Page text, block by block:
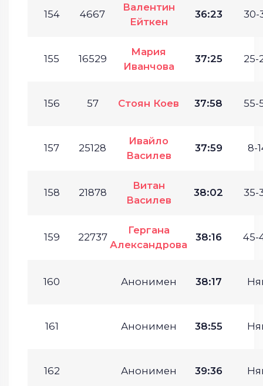
154 4667
Валентин
Ейткен
36:23 30-
155 16529
Мария
Иванчова
37:25 25-
156 57 Стоян Коев 37:58 55-
157 25128
Ивайло
Василев
37:59 8-
158 21878
Витан
Василев
38:02 35-
159 22737
Гергана
Александрова
38:16 45-
160 Анонимен 38:17
161 Анонимен 38:55
162 Анонимен 39:36